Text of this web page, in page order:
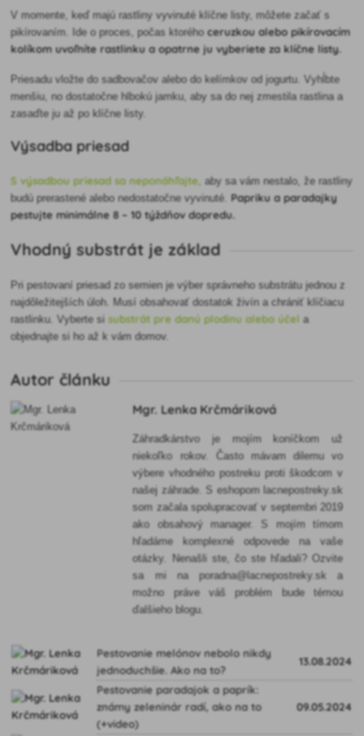
V momente, keď majú rastliny vyvinuté klíčne listy, môžete začať s
pikírovaním. Ide o proces, počas ktoréhoceruzkou alebo pikírovacím
kolíkom uvoľníte rastlinku a opatrne ju vyberiete za klíčne listy.
Priesadu vložte do sadbovačov alebo do kelímkov od jogurtu. Vyhĺbte
menšiu, no dostatočne hlbokú jamku, aby sa do nej zmestila rastlina a
zasaďte ju až po klíčne listy.
Výsadba priesad
S výsadbou priesad sa neponáhľajte,aby sa vám nestalo, že rastliny
budú prerastené alebo nedostatočne vyvinuté.Papriku a paradajky
pestujte minimálne 8 – 10 týždňov dopredu.
Vhodný substrát je základ
Pri pestovaní priesad zo semien je výber správneho substrátu jednou z
najdôležitejších úloh. Musí obsahovať dostatok živín a chrániť klíčiacu
rastlinku. Vyberte sisubstrát pre danú plodinu alebo účel a
objednajte si ho až k vám domov.
Autor článku
Mgr. Lenka Krčmáriková
Záhradkárstvo je mojím koníčkom už
niekoľko rokov. Často mávam dilemu vo
výbere vhodného postreku proti škodcom v
našej záhrade. S eshopom lacnepostreky.sk
som začala spolupracovať v septembri 2019
ako obsahový manager. S mojím tímom
hľadáme komplexné odpovede na vaše
otázky. Nenašli ste, čo ste hľadali? Ozvite
sa mi na poradna@lacnepostreky.sk a
možno práve váš problém bude témou
ďalšieho blogu.
Pestovanie melónov nebolo nikdy
jednoduchšie. Ako na to?
13.08.2024
Pestovanie paradajok a paprík:
známy zeleninár radí, ako na to
(+video)
09.05.2024